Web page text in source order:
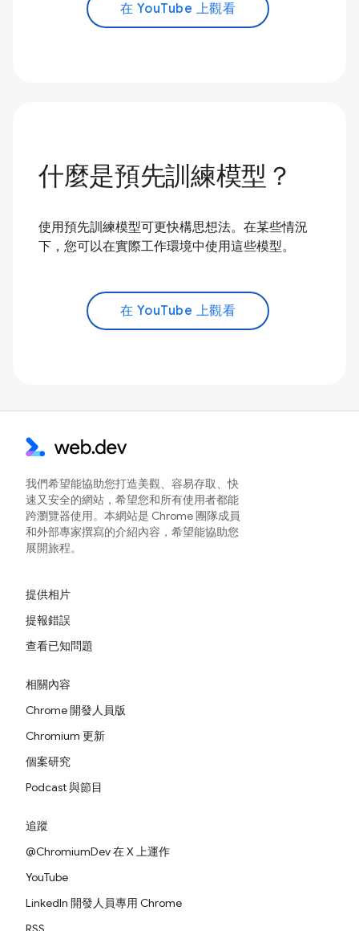
在 YouTube 上觀看
什麼是預先訓練模型？
使用預先訓練模型可更快構思想法。在某些情況
下，您可以在實際工作環境中使用這些模型。
在 YouTube 上觀看
我們希望能協助您打造美觀、容易存取、快
速又安全的網站，希望您和所有使用者都能
跨瀏覽器使用。本網站是 Chrome 團隊成員
和外部專家撰寫的介紹內容，希望能協助您
展開旅程。
提供相片
提報錯誤
查看已知問題
相關內容
Chrome 開發人員版
Chromium 更新
個案研究
Podcast 與節目
追蹤
@ChromiumDev 在 X 上運作
YouTube
LinkedIn 開發人員專用 Chrome